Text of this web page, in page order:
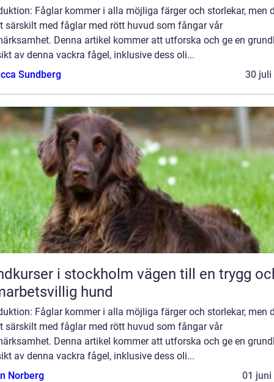
Fåglar kommer i alla möjliga färger och storlekar, men
särskilt med fåglar med rött huvud som fångar vår
Denna artikel kommer att utforska och ge en
av denna vackra fågel, inklusive dess oli...
Sundberg
30 juli
i stockholm vägen till en trygg och
hund
Fåglar kommer i alla möjliga färger och storlekar, men
särskilt med fåglar med rött huvud som fångar vår
Denna artikel kommer att utforska och ge en
av denna vackra fågel, inklusive dess oli...
Norberg
01 juni